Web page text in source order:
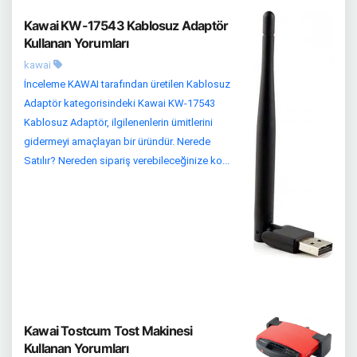
Kawai KW-17543 Kablosuz Adaptör
Kullanan Yorumları
kawai
İnceleme KAWAI tarafından üretilen Kablosuz
Adaptör kategorisindeki Kawai KW-17543
Kablosuz Adaptör, ilgilenenlerin ümitlerini
gidermeyi amaçlayan bir üründür. Nerede
Satılır? Nereden sipariş verebileceğinize ko...
Kawai Tostcum Tost Makinesi
Kullanan Yorumları